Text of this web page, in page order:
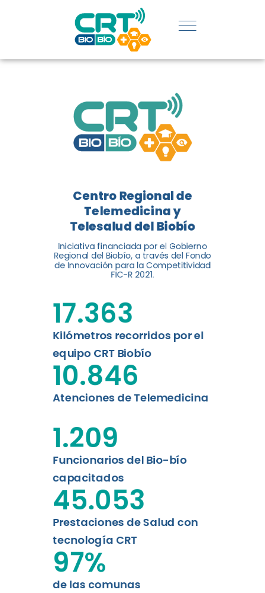
REGIÓN:
CONOCE
LOGROS
DE CRT
BIOBÍO
El Centro Regional de
Telemedicina y Telesalud del
Biobío presenta el balance de
tres años acercando la salud
digital a los habitantes...
Leer más
Centro Regional de
Telemedicina y
Telesalud del Biobío
Iniciativa financiada por el Gobierno
Regional del Biobío, a través del Fondo
de Innovación para la Competitividad
FIC-R 2021.
Kilómetros recorridos por el
equipo CRT Biobío
17.363
Atenciones de Telemedicina
10.846
Funcionarios del Bio-bío
capacitados
1.209
Prestaciones de Salud con
tecnología CRT
45.053
de las comunas
97%